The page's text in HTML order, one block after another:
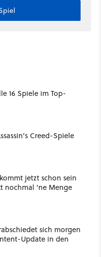
16 Spiele im Top-
Creed-Spiele
jetzt schon sein
nochmal ’ne Menge
sich morgen
Update in den